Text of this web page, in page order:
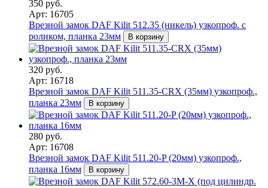
350 руб.
Арт: 16705
Врезной замок DAF Kilit 512.35 (никель) узкопроф. с
роликом, планка 23мм
В корзину
320 руб.
Арт: 16718
Врезной замок DAF Kilit 511.35-CRX (35мм) узкопроф.,
планка 23мм
В корзину
280 руб.
Арт: 16708
Врезной замок DAF Kilit 511.20-P (20мм) узкопроф.,
планка 16мм
В корзину